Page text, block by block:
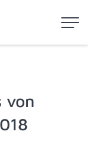
von